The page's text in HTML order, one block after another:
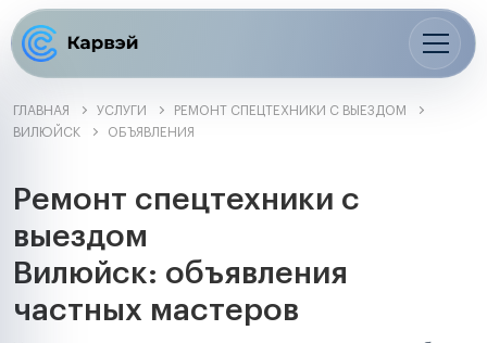
ГЛАВНАЯ УСЛУГИ
РЕМОНТ СПЕЦТЕХНИКИ С ВЫЕЗДОМ
ВИЛЮЙСК
ОБЪЯВЛЕНИЯ
Ремонт спецтехники с
выездом
Вилюйск: объявления
частных мастеров